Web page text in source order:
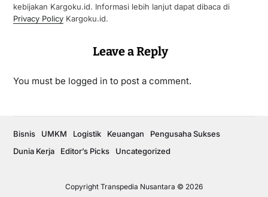
kebijakan Kargoku.id. Informasi lebih lanjut dapat dibaca di
Privacy PolicyKargoku.id.
Leave a Reply
You must be logged in to post a comment.
Copyright Transpedia Nusantara © 2026
Bisnis UMKM Logistik Keuangan
Pengusaha Sukses
Dunia Kerja
Editor’s Picks Uncategorized